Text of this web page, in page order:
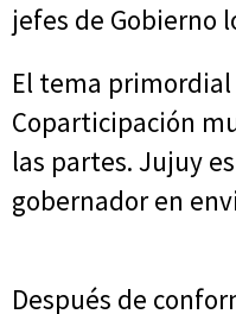
jefes de Gobierno
El tema
Coparticipación
las partes. Jujuy
gobernador en
Después de